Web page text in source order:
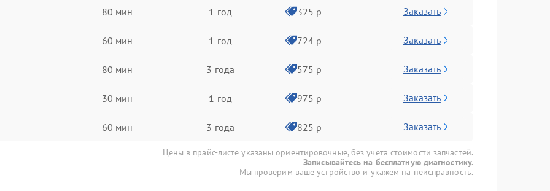
80 мин 1 год 325 р Заказать
60 мин 1 год 724 р Заказать
80 мин 3 года 575 р Заказать
30 мин 1 год 975 р Заказать
60 мин 3 года 825 р Заказать
Цены в прайс-листе указаны ориентировочные, без учета стоимости запчастей.
Записывайтесь на бесплатную диагностику.
Мы проверим ваше устройство и укажем на неисправность.